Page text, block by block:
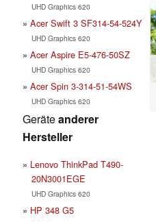
UHD Graphics 620
Acer Swift 3 SF314-54-524Y
UHD Graphics 620
Acer Aspire E5-476-50SZ
UHD Graphics 620
Acer Spin 3-314-51-54WS
UHD Graphics 620
Geräteanderer
Hersteller
Lenovo ThinkPad T490-
20N3001EGE
UHD Graphics 620
HP 348 G5